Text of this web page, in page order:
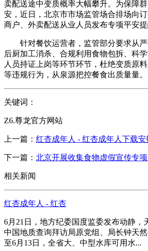
卖配送途中变质概率大幅攀升。为保障
安，近日，北京市市场监管场合排场向
商户、外卖配送从业人员发布专项平安提
针对餐饮运营者，监管部分要求从严
后厨加工消杀、合规利用食物包拆、科
人员持证上岗等环节环节，杜绝变质原
等违规行为，从泉源把控餐食出质量量。
关键词：
Z6.尊龙官方网站
上一篇： 红杏成年人 - 红杏成年人下载
下一篇： 北京开展收集食物虚假宣传专
相关新闻
红杏成年人 - 红杏
6月21日，地方纪委国度监委发布动静，
中国地质查询拜访局原党组、局长钟天
至6月13日，全省大、中型水库可用水...